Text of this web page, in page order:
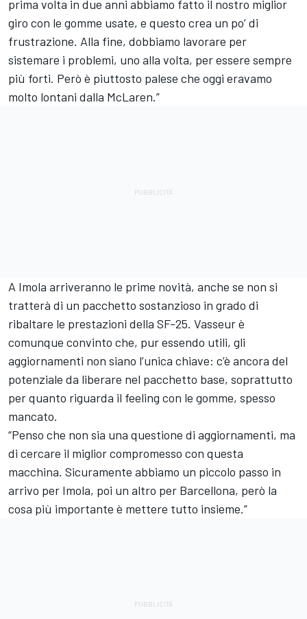
prima volta in due anni abbiamo fatto il nostro miglior
giro con le gomme usate, e questo crea un po’ di
frustrazione. Alla fine, dobbiamo lavorare per
sistemare i problemi, uno alla volta, per essere sempre
più forti. Però è piuttosto palese che oggi eravamo
molto lontani dalla McLaren.”
A Imola arriveranno le prime novità, anche se non si
tratterà di un pacchetto sostanzioso in grado di
ribaltare le prestazioni della SF-25. Vasseur è
comunque convinto che, pur essendo utili, gli
aggiornamenti non siano l’unica chiave: c’è ancora del
potenziale da liberare nel pacchetto base, soprattutto
per quanto riguarda il feeling con le gomme, spesso
mancato.
“Penso che non sia una questione di aggiornamenti, ma
di cercare il miglior compromesso con questa
macchina. Sicuramente abbiamo un piccolo passo in
arrivo per Imola, poi un altro per Barcellona, però la
cosa più importante è mettere tutto insieme.”